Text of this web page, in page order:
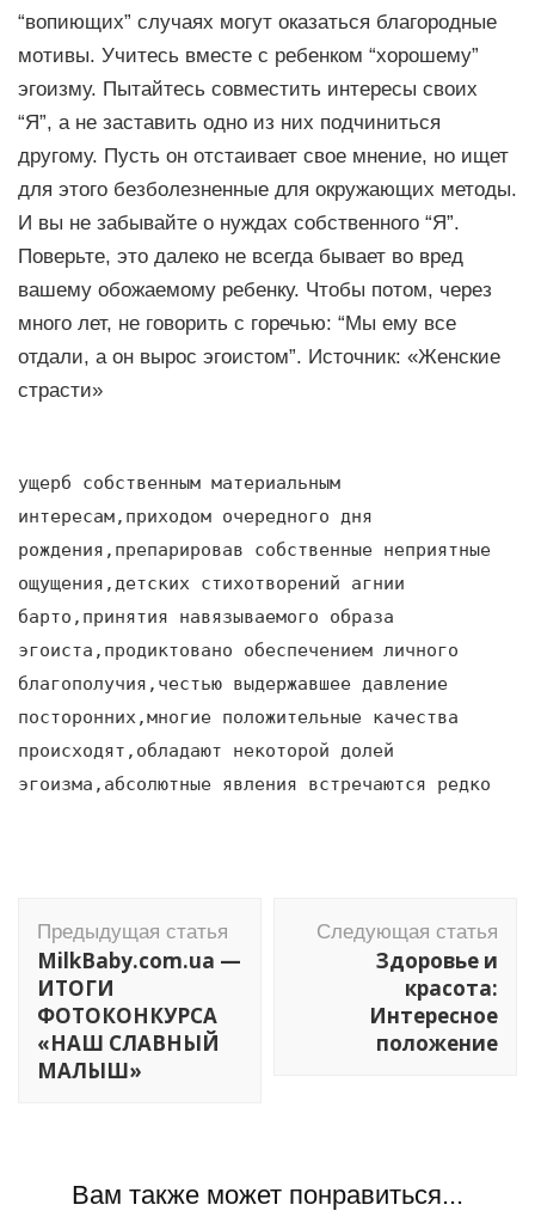
“вопиющих” случаях могут оказаться благородные
мотивы. Учитесь вместе с ребенком “хорошему”
эгоизму. Пытайтесь совместить интересы своих
“Я”, а не заставить одно из них подчиниться
другому. Пусть он отстаивает свое мнение, но ищет
для этого безболезненные для окружающих методы.
И вы не забывайте о нуждах собственного “Я”.
Поверьте, это далеко не всегда бывает во вред
вашему обожаемому ребенку. Чтобы потом, через
много лет, не говорить с горечью: “Мы ему все
отдали, а он вырос эгоистом”. Источник: «Женские
страсти»
ущерб собственным материальным
интересам,приходом очередного дня
рождения,препарировав собственные неприятные
ощущения,детских стихотворений агнии
барто,принятия навязываемого образа
эгоиста,продиктовано обеспечением личного
благополучия,честью выдержавшее давление
посторонних,многие положительные качества
происходят,обладают некоторой долей
эгоизма,абсолютные явления встречаются редко
по
записям
Предыдущая статья
MilkBaby.com.ua —
ИТОГИ
ФОТОКОНКУРСА
«НАШ СЛАВНЫЙ
МАЛЫШ»
Следующая статья
Здоровье и
красота:
Интересное
положение
Вам также может понравиться...